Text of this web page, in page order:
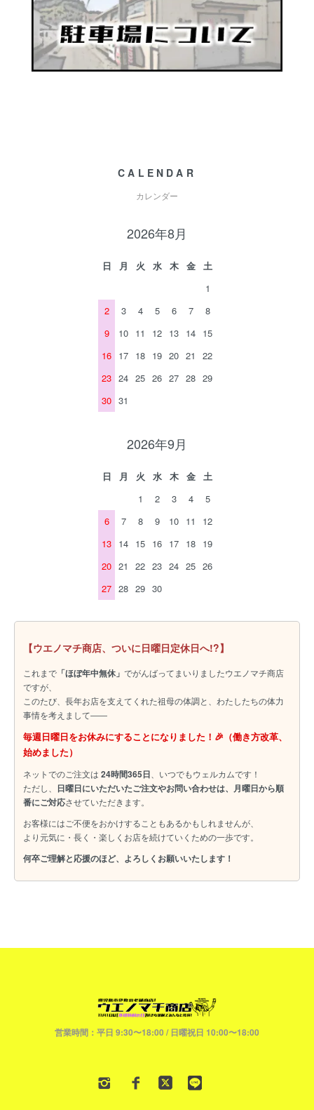
CALENDAR
カレンダー
2026年8月
日 月 火 水 木 金
土
1
2
3 4 5 6 7
8
9
10 11 12 13 14 15
16 17 18 19 20 21
22
23 24 25 26 27 28 29
30 31
2026年9月
日 月 火 水 木 金
土
1
2 3 4
5
6
7 8 9 10 11
12
13 14 15 16 17 18 19
20 21 22 23 24 25 26
27 28 29 30
【ウエノマチ商店、ついに日曜日定休日へ!?】
これまで 「ほぼ年中無休」 でがんばってまいりましたウエノマチ商店
ですが、
このたび、長年お店を支えてくれた祖母の体調と、わたしたちの体力
事情を考えまして――
毎週日曜日をお休みにすることになりました！🎉（働き方改革、
始めました）
ネットでのご注文は 24時間365日、いつでもウェルカムです！
ただし、
日曜日にいただいたご注文やお問い合わせは、月曜日から順
番にご対応させていただきます。
お客様にはご不便をおかけすることもあるかもしれませんが、
より元気に・長く・楽しくお店を続けていくための一歩です。
何卒ご理解と応援のほど、よろしくお願いいたします！
営業時間：平日 9:30〜18:00 / 日曜祝日 10:00〜18:00